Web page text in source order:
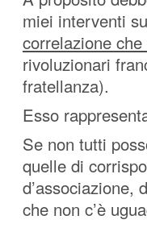
miei interventi
correlazione
rivoluzionari
fratellanza).
Esso
Se non tutti
quelle di
d’associazione,
che non c’è